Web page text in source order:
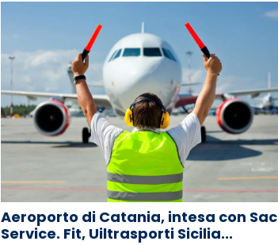
Aeroporto di Catania, intesa con Sac
Service. Fit, Uiltrasporti Sicilia...